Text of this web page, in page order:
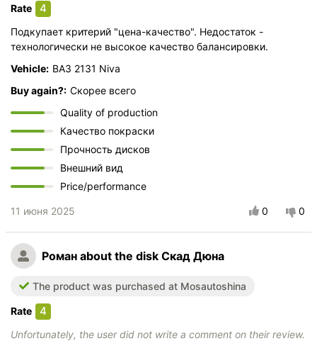
Rate 4
Подкупает критерий "цена-качество". Недостаток -
технологически не высокое качество балансировки.
Vehicle: ВАЗ 2131 Niva
Buy again?: Скорее всего
Quality of production
Качество покраски
Прочность дисков
Внешний вид
Price/performance
11 июня 2025 0 0
Роман about the disk Скад Дюна
The product was purchased at Mosautoshina
Rate 4
Unfortunately, the user did not write a comment on their review.